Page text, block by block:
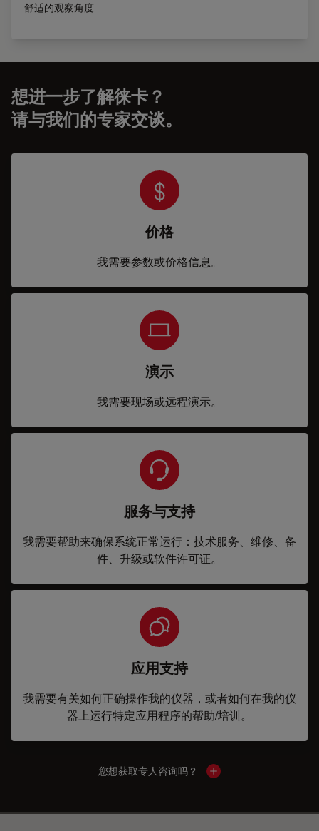
舒适的观察角度
想进一步了解徕卡？
请与我们的专家交谈。
价格
我需要参数或价格信息。
演示
我需要现场或远程演示。
服务与支持
我需要帮助来确保系统正常运行：技术服务、维修、备
件、升级或软件许可证。
应用支持
我需要有关如何正确操作我的仪器，或者如何在我的仪
器上运行特定应用程序的帮助/培训。
您想获取专人咨询吗？ Show local contacts